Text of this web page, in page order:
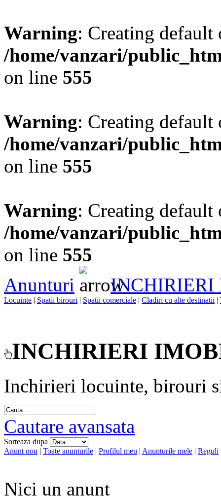
Warning: Creating
/home/vanzari/
on line 555
Warning: Creating
/home/vanzari/
on line 555
Warning: Creating
/home/vanzari/
on line 555
Anunturi
Locuinte | Spatii birouri | Spatii comerciale | Cladiri cu alte destinatii |
INCHIRIERI
Inchirieri locuinte, birouri
Cautare avansata
Sorteaza dupa
Anunt nou | Toate anunturile | Profilul meu | Anunturile mele | Reguli
Nici un anunt